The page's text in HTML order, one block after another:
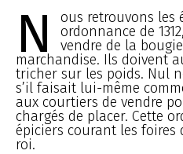
N
ous retrouvons
ordonnance de
vendre de la
marchandise. Ils doivent
tricher sur les poids. Nul
s’il faisait lui-même
aux courtiers de vendre
chargés de placer. Cette
épiciers courant les foires
roi.